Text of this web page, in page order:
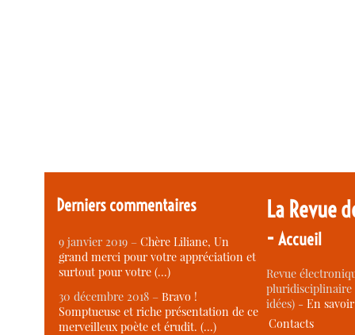
Derniers commentaires
9 janvier 2019 –Chère Liliane, Un
grand merci pour votre appréciation et
surtout pour votre (…)
30 décembre 2018 –Bravo !
Somptueuse et riche présentation de ce
merveilleux poète et érudit. (…)
La Revue
-Accueil
Revue
idées) -En
Contacts